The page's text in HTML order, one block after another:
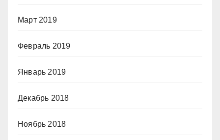
Март 2019
Февраль 2019
Январь 2019
Декабрь 2018
Ноябрь 2018